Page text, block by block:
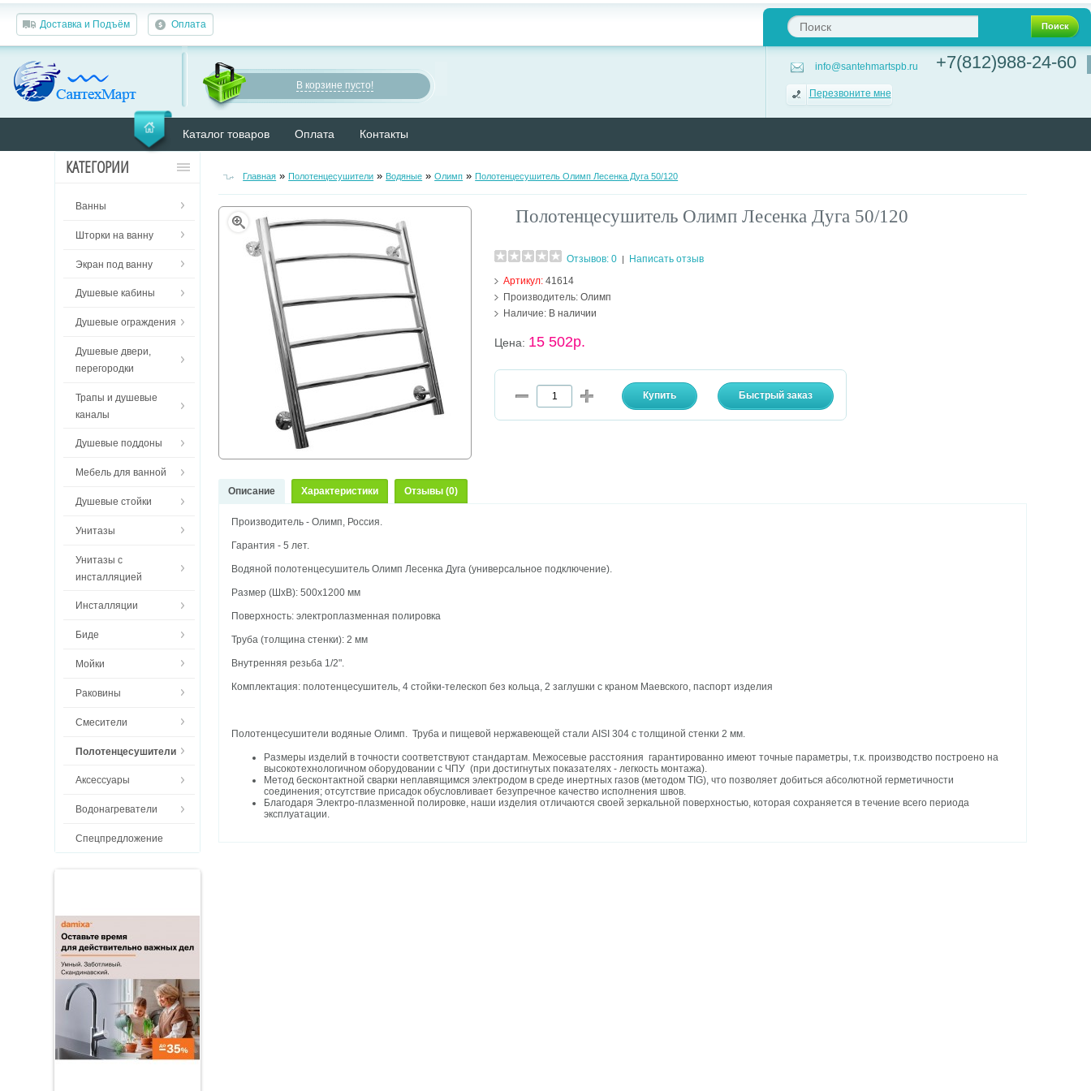
Доставка и Подъём Оплата Поиск
В корзине пусто!
info@santehmartspb.ru
Перезвоните мне
+7(812)988-24-60
Каталог товаров Оплата Контакты
КАТЕГОРИИ
Ванны
Шторки на ванну
Экран под ванну
Душевые кабины
Душевые ограждения
Душевые двери,
перегородки
Трапы и душевые
каналы
Душевые поддоны
Мебель для ванной
Душевые стойки
Унитазы
Унитазы с
инсталляцией
Инсталляции
Биде
Мойки
Раковины
Смесители
Полотенцесушители
Аксессуары
Водонагреватели
Спецпредложение
Главная »Полотенцесушители » Водяные »Олимп »Полотенцесушитель Олимп Лесенка Дуга 50/120
Полотенцесушитель Олимп Лесенка Дуга 50/120
Отзывов: 0 |
Написать отзыв
Артикул:41614
Производитель: Олимп
Наличие: В наличии
Цена: 15 502р.
Описание Характеристики Отзывы (0)
Производитель - Олимп, Россия.
Гарантия - 5 лет.
Водяной полотенцесушитель Олимп Лесенка Дуга (универсальное подключение).
Размер (ШхВ): 500х1200 мм
Поверхность: электроплазменная полировка
Труба (толщина стенки): 2 мм
Внутренняя резьба 1/2".
Комплектация: полотенцесушитель, 4 стойки-телескоп без кольца, 2 заглушки с краном Маевского, паспорт изделия
Полотенцесушители водяные Олимп. Труба и пищевой нержавеющей стали AISI 304 с толщиной стенки 2 мм.
Размеры изделий в точности соответствуют стандартам. Межосевые расстояния гарантированно имеют точные параметры, т.к. производство построено на
высокотехнологичном оборудовании с ЧПУ (при достигнутых показателях - легкость монтажа).
Метод бесконтактной сварки неплавящимся электродом в среде инертных газов (методом TIG), что позволяет добиться абсолютной герметичности
соединения; отсутствие присадок обусловливает безупречное качество исполнения швов.
Благодаря Электро-плазменной полировке, наши изделия отличаются своей зеркальной поверхностью, которая сохраняется в течение всего периода
эксплуатации.